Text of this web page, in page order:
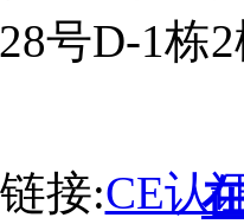
号D-1
接:CE认